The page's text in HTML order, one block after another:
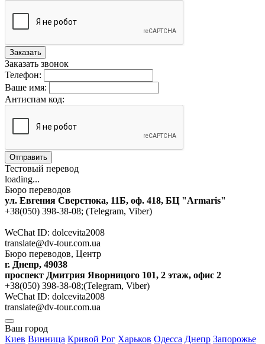
Заказать
Заказать звонок
Телефон:
Ваше имя:
Антиспам код:
Отправить
Тестовый перевод
loading...
Бюро переводов
ул. Евгения Сверстюка, 11Б, оф. 418, БЦ "Armaris"
+38(050) 398-38-08; (Telegram, Viber)
WeChat ID: dolcevita2008
translate@dv-tour.com.ua
Бюро переводов, Центр
г. Днепр, 49038
проспект Дмитрия Яворницого 101, 2 этаж, офис 2
+38(050) 398-38-08;(Telegram, Viber)
WeChat ID: dolcevita2008
translate@dv-tour.com.ua
Ваш город
Киев Винница Кривой Рог Харьков Одесса Днепр Запорожье